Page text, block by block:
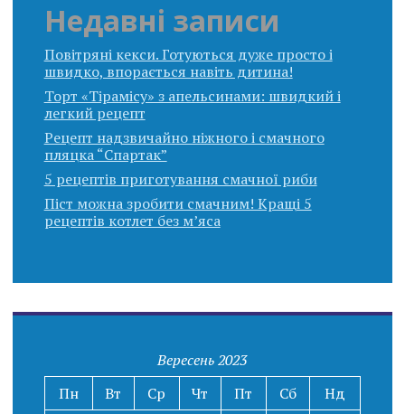
Недавні записи
Повітряні кекси. Готуються дуже просто і
швидко, впорається навіть дитина!
Торт «Тірамісу» з апельсинами: швидкий і
легкий рецепт
Рецепт надзвичайно ніжного і смачного
пляцка “Спартак”
5 рецептів приготування смачної риби
Піст можна зробити смачним! Кращі 5
рецептів котлет без м’яса
Вересень 2023
Пн
Вт Ср Чт Пт Сб
Нд